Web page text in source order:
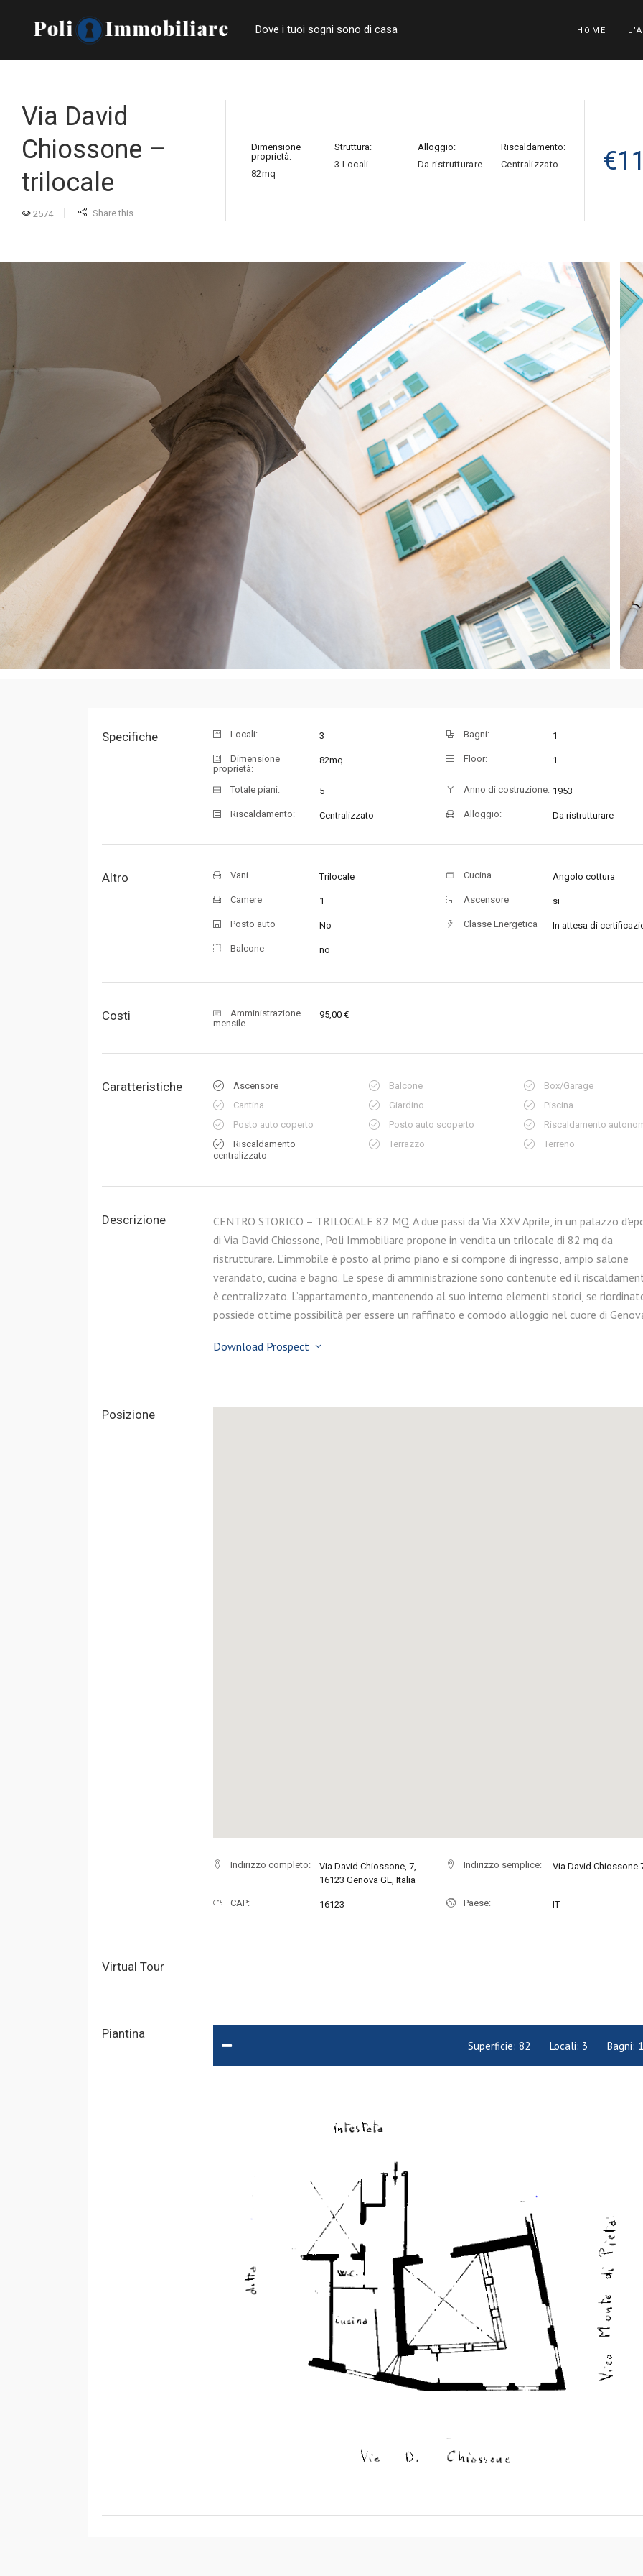
Dove i tuoi sogni sono di casa HOME
Via David
Chiossone –
trilocale
2574 Share this
Dimensione
proprietà:
82mq
Struttura:
3 Locali
Alloggio:
Da ristrutturare
Riscaldamento:
Centralizzato
€
Specifiche Locali: 3 Bagni: 1
Dimensione
proprietà:
82mq Floor: 1
Totale piani: 5 Anno di costruzione: 1953
Riscaldamento: Centralizzato Alloggio: Da ristrutturare
Altro Vani Trilocale Cucina Angolo cottura
Camere 1 Ascensore si
Posto auto No Classe Energetica In attesa di
Balcone no
Costi
Amministrazione
mensile
95,00 €
Caratteristiche Ascensore Balcone
Box/Garage
Cantina
Giardino
Piscina
Posto auto coperto
Posto auto scoperto
Riscaldamento
Riscaldamento
centralizzato
Terrazzo Terreno
Descrizione
CENTRO STORICO – TRILOCALE 82 MQ. A due passi da Via XXV Aprile, in un palazzo
di Via David Chiossone, Poli Immobiliare propone in vendita un trilocale di 82 mq da
ristrutturare. L’immobile è posto al primo piano e si compone di ingresso, ampio salone
verandato, cucina e bagno. Le spese di amministrazione sono contenute ed il
è centralizzato. L’appartamento, mantenendo al suo interno elementi storici, se
possiede ottime possibilità per essere un raffinato e comodo alloggio nel cuore di
Download Prospect
Posizione
Indirizzo completo:
Via David Chiossone, 7,
16123 Genova GE, Italia
Indirizzo semplice: Via David Chiossone
CAP: 16123 Paese: IT
Virtual Tour
Piantina
Superficie: 82 Locali: 3 Bagni: 1